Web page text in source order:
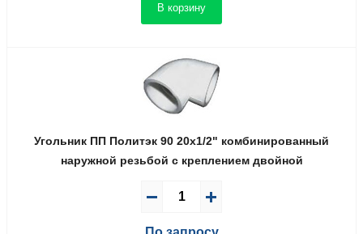
В корзину
Угольник ПП Политэк 90 20x1/2" комбинированный
наружной резьбой с креплением двойной